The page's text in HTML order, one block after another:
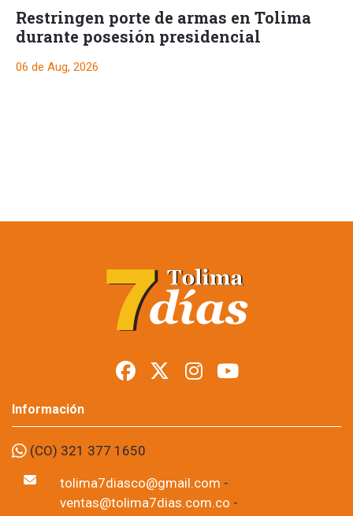
Restringen porte de armas en Tolima
durante posesión presidencial
06 de Aug, 2026
armas en Tolima
durante posesión
presidencial
Foto: suministrada a Tolima7Días.
06 de Aug, 2026
Los permisos para portar armas de fuego y armas traumáticas
quedaron suspendidos temporalmente en todo el